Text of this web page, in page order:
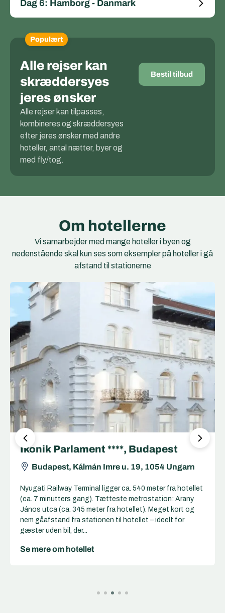
Dag 6: Hamborg - Danmark
Populært
Alle rejser kan
skræddersyes
jeres ønsker
Alle rejser kan tilpasses,
kombineres og skræddersyes
efter jeres ønsker med andre
hoteller, antal nætter, byer og
med fly/tog.
Bestil tilbud
Om hotellerne
Vi samarbejder med mange hoteller i byen og
nedenstående skal kun ses som eksempler på hoteller i gå
afstand til stationerne
Mystery Hotel Budapest, Preferred
Hotels & Resorts *****, Budapest
Nyugati Railway Terminal ligger ca. 320 meter fra hotellet
(ca. 4 minutters gang). Tætteste metrostation: Nyugati
pályaudvar (ca. 390 meter fra hotellet). Meget kort og
nem gåafstand fra stationen til hotellet – ideelt for